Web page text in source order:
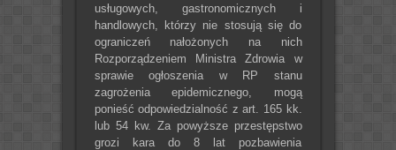
usługowych, gastronomicznych i
handlowych, którzy nie stosują się do
ograniczeń nałożonych na nich
Rozporządzeniem Ministra Zdrowia w
sprawie ogłoszenia w RP stanu
zagrożenia epidemicznego, mogą
ponieść odpowiedzialność z art. 165 kk.
lub 54 kw. Za powyższe przestępstwo
grozi kara do 8 lat pozbawienia